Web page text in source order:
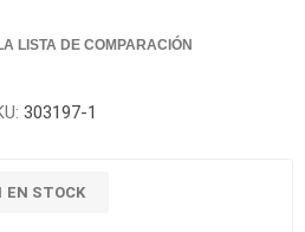
LISTA DE COMPARACIÓN
303197-1
EN STOCK